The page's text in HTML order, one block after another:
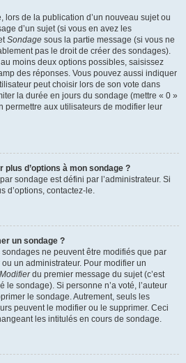
lors de la publication d’un nouveau sujet ou
d’un sujet (si vous en avez les
Sondage sous la partie message (si vous ne
pas le droit de créer des sondages).
moins deux options possibles, saisissez
des réponses. Vous pouvez aussi indiquer
peut choisir lors de son vote dans
la durée en jours du sondage (mettre « 0 »
permettre aux utilisateurs de modifier leur
plus d’options à mon sondage ?
sondage est défini par l’administrateur. Si
d’options, contactez-le.
un sondage ?
ne peuvent être modifiés que par
un administrateur. Pour modifier un
Modifierdu premier message du sujet (c’est
le sondage). Si personne n’a voté, l’auteur
le sondage. Autrement, seuls les
peuvent le modifier ou le supprimer. Ceci
les intitulés en cours de sondage.